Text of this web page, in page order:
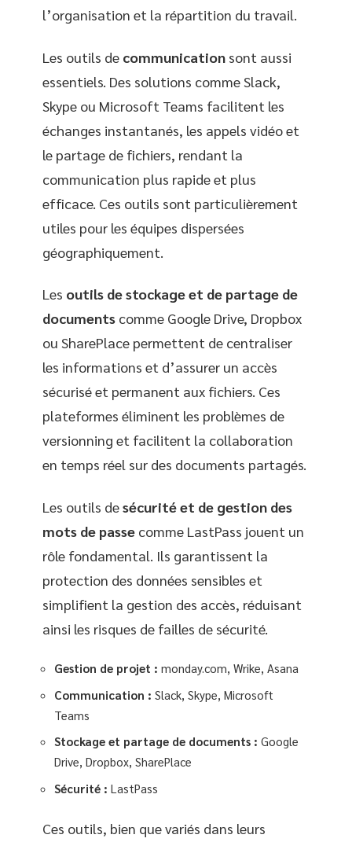
l’organisation et la répartition du travail.
Les outils de communication sont aussi
essentiels. Des solutions comme Slack,
Skype ou Microsoft Teams facilitent les
échanges instantanés, les appels vidéo et
le partage de fichiers, rendant la
communication plus rapide et plus
efficace. Ces outils sont particulièrement
utiles pour les équipes dispersées
géographiquement.
Les outils de stockage et de partage de
documents comme Google Drive, Dropbox
ou SharePlace permettent de centraliser
les informations et d’assurer un accès
sécurisé et permanent aux fichiers. Ces
plateformes éliminent les problèmes de
versionning et facilitent la collaboration
en temps réel sur des documents partagés.
Les outils desécurité et de gestion des
mots de passe comme LastPass jouent un
rôle fondamental. Ils garantissent la
protection des données sensibles et
simplifient la gestion des accès, réduisant
ainsi les risques de failles de sécurité.
Gestion de projet : monday.com, Wrike, Asana
Communication : Slack, Skype, Microsoft
Teams
Stockage et partage de documents : Google
Drive, Dropbox, SharePlace
Sécurité : LastPass
Ces outils, bien que variés dans leurs